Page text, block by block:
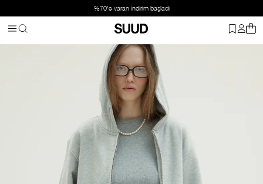
%70'e varan indirim başladı
Üst Giyim Hırka Gri Mila Oversize Fermuarlı